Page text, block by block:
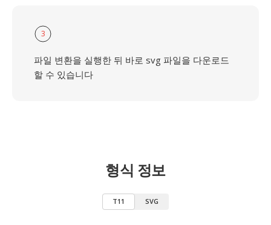
3
파일 변환을 실행한 뒤 바로 svg 파일을 다운로드
할 수 있습니다
형식 정보
T11 SVG